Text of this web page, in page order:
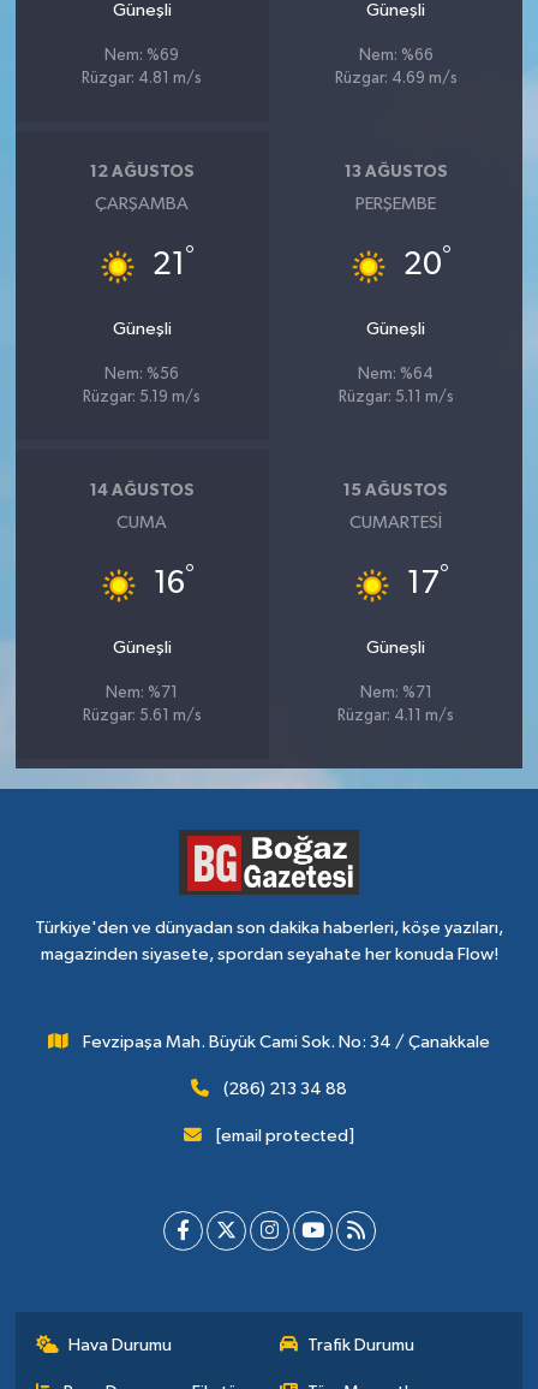
Güneşli
Nem: %69
Rüzgar: 4.81 m/s
Güneşli
Nem: %66
Rüzgar: 4.69 m/s
12 AĞUSTOS
ÇARŞAMBA
21 °
Güneşli
Nem: %56
Rüzgar: 5.19 m/s
13 AĞUSTOS
PERŞEMBE
20°
Güneşli
Nem: %64
Rüzgar: 5.11 m/s
14 AĞUSTOS
CUMA
16°
Güneşli
Nem: %71
Rüzgar: 5.61 m/s
15 AĞUSTOS
CUMARTESI
17°
Güneşli
Nem: %71
Rüzgar: 4.11 m/s
Türkiye'den ve dünyadan son dakika haberleri, köşe yazıları,
magazinden siyasete, spordan seyahate her konuda Flow!
Fevzipaşa Mah. Büyük Cami Sok. No: 34 / Çanakkale
(286) 213 34 88
[email protected]
Hava Durumu Trafik Durumu